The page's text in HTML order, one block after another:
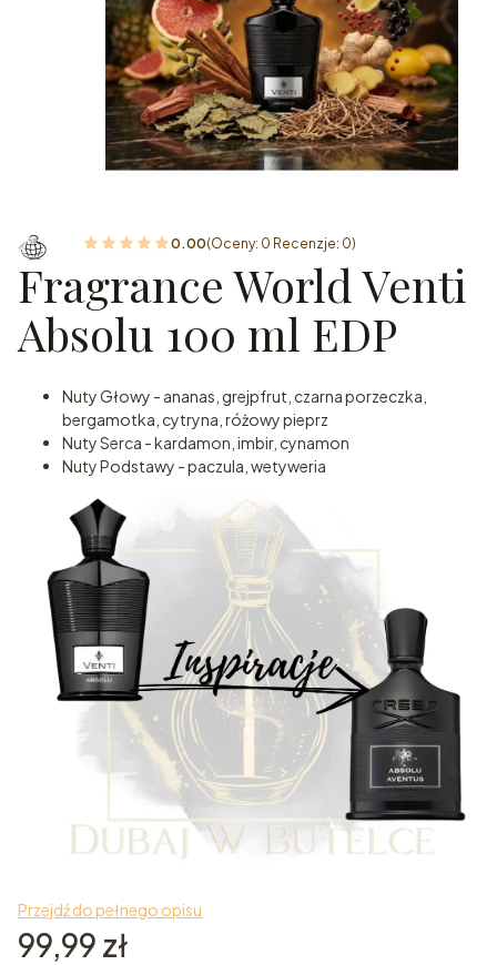
0.00(Oceny: 0 Recenzje: 0)
Fragrance World Venti
Absolu 100 ml EDP
Nuty Głowy - ananas, grejpfrut, czarna porzeczka,
bergamotka, cytryna, różowy pieprz
Nuty Serca - kardamon, imbir, cynamon
Nuty Podstawy - paczula, wetyweria
Przejdź do pełnego opisu
Cena
99,99 zł